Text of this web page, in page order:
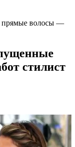
прямые волосы —
стилист